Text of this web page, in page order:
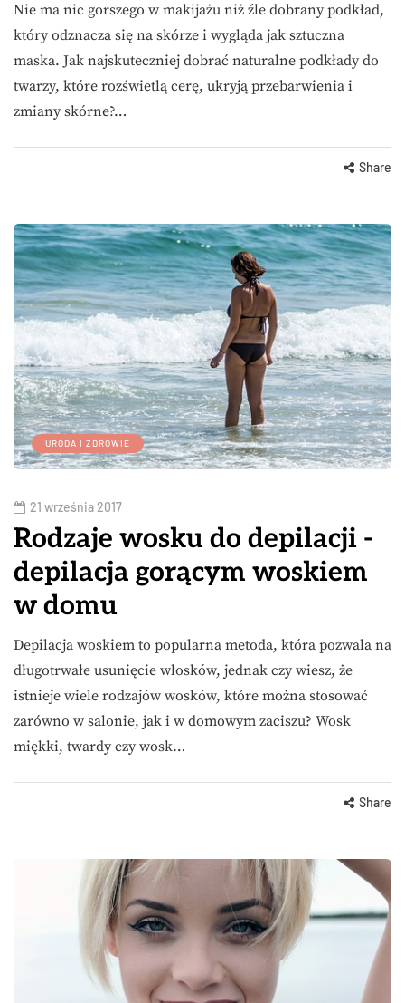
Nie ma nic gorszego w makijażu niż źle dobrany podkład,
który odznacza się na skórze i wygląda jak sztuczna
maska. Jak najskuteczniej dobrać naturalne podkłady do
twarzy, które rozświetlą cerę, ukryją przebarwienia i
zmiany skórne?…
Share
URODA I ZDROWIE
21 września 2017
Rodzaje wosku do depilacji -
depilacja gorącym woskiem
w domu
Depilacja woskiem to popularna metoda, która pozwala na
długotrwałe usunięcie włosków, jednak czy wiesz, że
istnieje wiele rodzajów wosków, które można stosować
zarówno w salonie, jak i w domowym zaciszu? Wosk
miękki, twardy czy wosk…
Share